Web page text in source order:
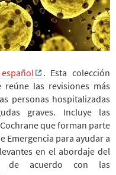
. Esta colección
reúne las revisiones más
personas hospitalizadas
graves. Incluye las
que forman parte
Emergencia para ayudar a
en el abordaje del
de acuerdo con las